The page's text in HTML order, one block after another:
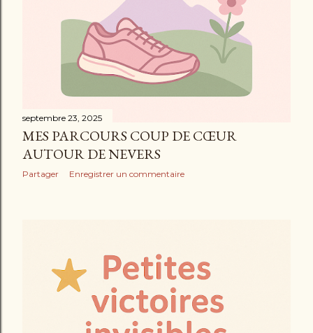
septembre 23, 2025
MES PARCOURS COUP DE CŒUR
AUTOUR DE NEVERS
Partager Enregistrer un commentaire